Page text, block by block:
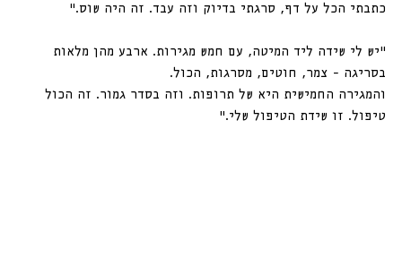
כתבתי הכל על דף, סרגתי בדיוק וזה עבד. זה היה שוס.״
״יש לי שידה ליד המיטה, עם חמש מגירות. ארבע מהן מלאות
בסריגה - צמר, חוטים, מסרגות, הכול.
והמגירה החמישית היא של תרופות. וזה בסדר גמור. זה הכול
טיפול. זו שידת הטיפול שלי.״